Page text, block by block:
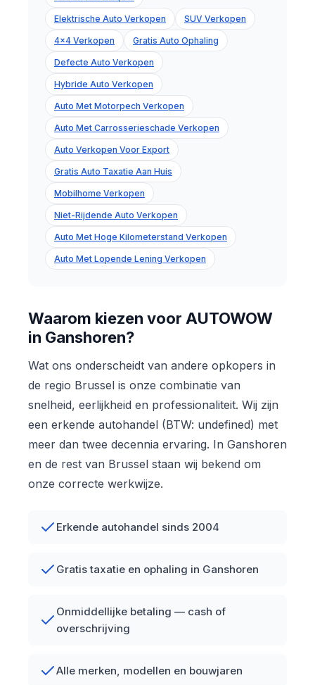
Elektrische Auto Verkopen SUV Verkopen
4x4 Verkopen Gratis Auto Ophaling
Defecte Auto Verkopen
Hybride Auto Verkopen
Auto Met Motorpech Verkopen
Auto Met Carrosserieschade Verkopen
Auto Verkopen Voor Export
Gratis Auto Taxatie Aan Huis
Mobilhome Verkopen
Niet-Rijdende Auto Verkopen
Auto Met Hoge Kilometerstand Verkopen
Auto Met Lopende Lening Verkopen
Waarom kiezen voor AUTOWOW
in Ganshoren?
Wat ons onderscheidt van andere opkopers in
de regio Brussel is onze combinatie van
snelheid, eerlijkheid en professionaliteit. Wij zijn
een erkende autohandel (BTW: undefined) met
meer dan twee decennia ervaring. In Ganshoren
en de rest van Brussel staan wij bekend om
onze correcte werkwijze.
Erkende autohandel sinds 2004
Gratis taxatie en ophaling in Ganshoren
Onmiddellijke betaling — cash of
overschrijving
Alle merken, modellen en bouwjaren